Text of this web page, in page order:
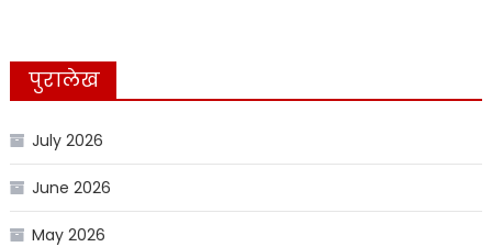
पुरालेख
July 2026
June 2026
May 2026